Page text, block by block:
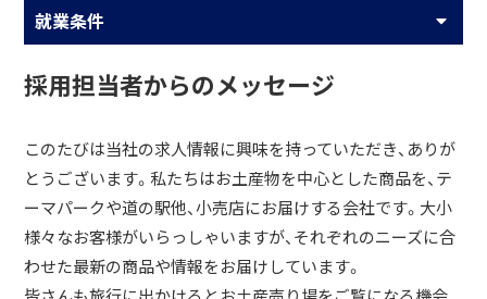
就業条件
採用担当者からのメッセージ
このたびは当社の求人情報に興味を持っていただき、ありが
とうございます。私たちはお土産物を中心とした商品を、テ
ーマパークや道の駅他、小売店にお届けする会社です。大小
様々なお客様がいらっしゃいますが、それぞれのニーズに合
わせた最新の商品や情報をお届けしています。